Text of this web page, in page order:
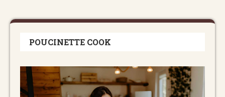
POUCINETTE COOK